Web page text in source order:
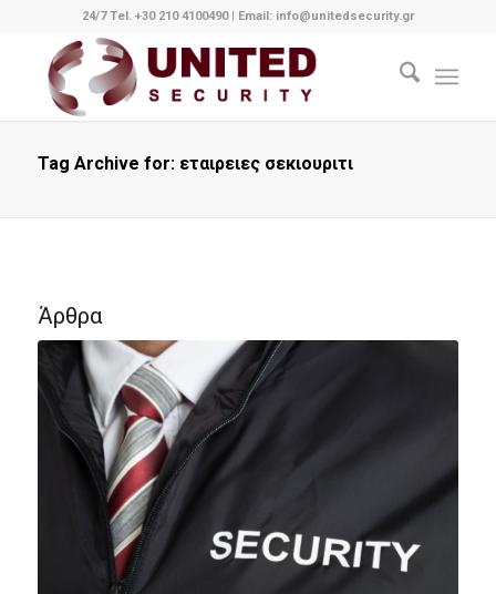
24/7 Tel. +30 210 4100490 | Email: info@unitedsecurity.gr
Tag Archive for: εταιρειες σεκιουριτι
Άρθρα